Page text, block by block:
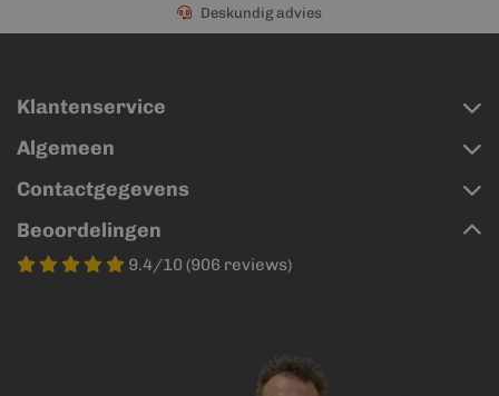
Deskundig advies
Klantenservice
Algemeen
Contactgegevens
Beoordelingen
9.4/10 (906 reviews)